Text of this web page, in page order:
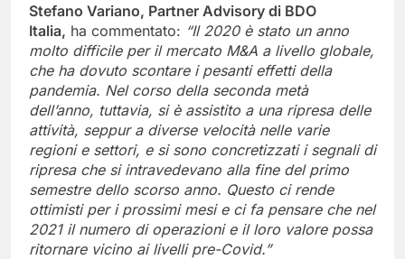
Stefano Variano, Partner Advisory di BDO
Italia, ha commentato: “Il 2020 è stato un anno
molto difficile per il mercato M&A a livello globale,
che ha dovuto scontare i pesanti effetti della
pandemia. Nel corso della seconda metà
dell’anno, tuttavia, si è assistito a una ripresa delle
attività, seppur a diverse velocità nelle varie
regioni e settori, e si sono concretizzati i segnali di
ripresa che si intravedevano alla fine del primo
semestre dello scorso anno. Questo ci rende
ottimisti per i prossimi mesi e ci fa pensare che nel
2021 il numero di operazioni e il loro valore possa
ritornare vicino ai livelli pre-Covid.”